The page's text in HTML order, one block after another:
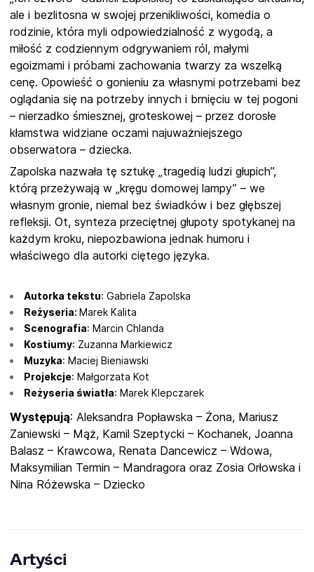
ale i bezlitosna w swojej przenikliwości, komedia o
rodzinie, która myli odpowiedzialność z wygodą, a
miłość z codziennym odgrywaniem ról, małymi
egoizmami i próbami zachowania twarzy za wszelką
cenę. Opowieść o gonieniu za własnymi potrzebami bez
oglądania się na potrzeby innych i brnięciu w tej pogoni
– nierzadko śmiesznej, groteskowej – przez dorosłe
kłamstwa widziane oczami najuważniejszego
obserwatora – dziecka.
Zapolska nazwała tę sztukę „tragedią ludzi głupich”,
którą przeżywają w „kręgu domowej lampy” – we
własnym gronie, niemal bez świadków i bez głębszej
refleksji. Ot, synteza przeciętnej głupoty spotykanej na
każdym kroku, niepozbawiona jednak humoru i
właściwego dla autorki ciętego języka.
Autorka tekstu: Gabriela Zapolska
Reżyseria: Marek Kalita
Scenografia: Marcin Chlanda
Kostiumy: Zuzanna Markiewicz
Muzyka: Maciej Bieniawski
Projekcje: Małgorzata Kot
Reżyseria światła: Marek Klepczarek
Występują: Aleksandra Popławska – Żona, Mariusz
Zaniewski – Mąż, Kamil Szeptycki – Kochanek, Joanna
Balasz – Krawcowa, Renata Dancewicz – Wdowa,
Maksymilian Termin – Mandragora oraz Zosia Orłowska i
Nina Różewska – Dziecko
Artyści